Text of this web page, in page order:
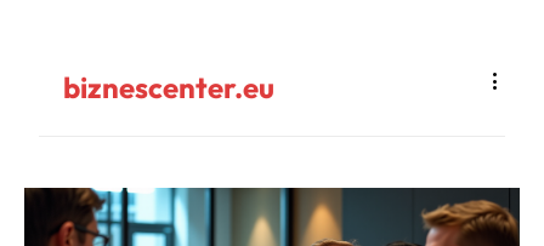
biznescenter.eu